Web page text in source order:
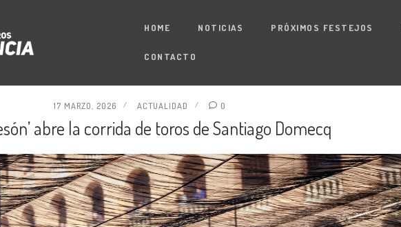
HOME NOTICIAS PRÓXIMOS FESTEJOS
CONTACTO
17 MARZO, 2026 ACTUALIDAD 0
abre la corrida de toros de Santiago Domecq